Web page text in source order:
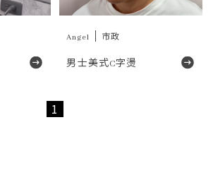
Angel 市政
男士美式C字燙
1